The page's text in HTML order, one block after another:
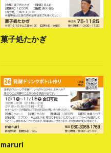
菓子処たかぎ
maruri